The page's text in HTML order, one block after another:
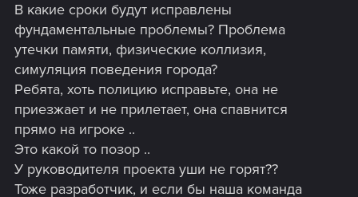
В какие сроки будут исправлены
фундаментальные проблемы? Проблема
утечки памяти, физические коллизия,
симуляция поведения города?
Ребята, хоть полицию исправьте, она не
приезжает и не прилетает, она спавнится
прямо на игроке ..
Это какой то позор ..
У руководителя проекта уши не горят??
Тоже разработчик, и если бы наша команда